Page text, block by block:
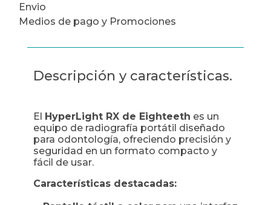
Envio
Medios de pago y Promociones
Descripción y características.
El HyperLight RX de Eighteeth es un
equipo de radiografía portátil diseñado
para odontología, ofreciendo precisión y
seguridad en un formato compacto y
fácil de usar.
Características destacadas: